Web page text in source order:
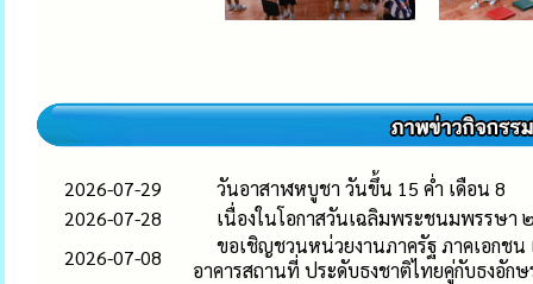
2026-07-29
วันอาสาฬหบูชา วันขึ้น 15 ค่ำ เดือน 8
2026-07-28
เนื่องในโอกาสวันเฉลิมพระชนมพรรษา
2026-07-08
ขอเชิญชวนหน่วยงานภาครัฐ ภาคเอกช
อาคารสถานที่ ประดับธงชาติไทยคู่กับธงอัก